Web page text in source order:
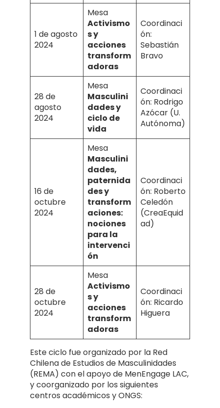
1 de agosto
2024
Mesa
Activismo
s y
acciones
transform
adoras
Coordinaci
ón:
Sebastián
Bravo
28 de
agosto
2024
Mesa
Masculini
dades y
ciclo de
vida
Coordinaci
ón: Rodrigo
Azócar (U.
Autónoma)
16 de
octubre
2024
Mesa
Masculini
dades,
paternida
des y
transform
aciones:
nociones
para la
intervenci
ón
Coordinaci
ón: Roberto
Celedón
(CreaEquid
ad)
28 de
octubre
2024
Mesa
Activismo
s y
acciones
transform
adoras
Coordinaci
ón: Ricardo
Higuera
Este ciclo fue organizado por la Red
Chilena de Estudios de Masculinidades
(REMA) con el apoyo de MenEngage LAC,
y coorganizado por los siguientes
centros académicos y ONGS: